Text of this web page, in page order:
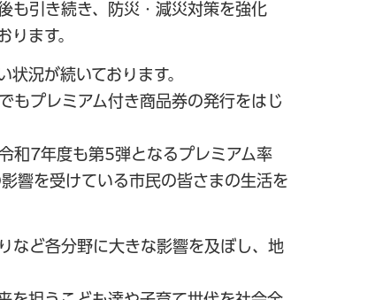
も引き続き、防災・減災対策を強化
ます。
況が続いております。
もプレミアム付き商品券の発行をはじ
和7年度も第5弾となるプレミアム率
響を受けている市民の皆さまの生活を
など各分野に大きな影響を及ぼし、地